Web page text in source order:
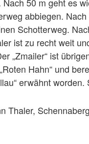
abbiegen.
Schotterweg.
ist zu recht weit
„Zmailer“ ist
Hahn“ und
erwähnt
Thaler,